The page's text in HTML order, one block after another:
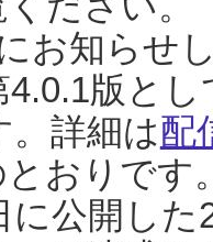
お知らせ
4.0.1版と
詳細は配
おりです
に公開し